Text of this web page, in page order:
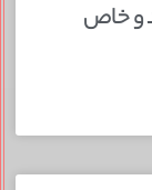
طرح جدید و خاص